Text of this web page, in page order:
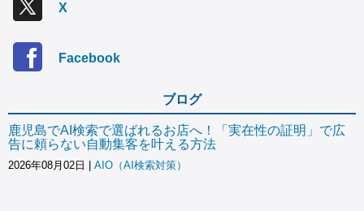
X
Facebook
ブログ
鹿児島でAI検索で選ばれるお店へ！「実在性の証明」で広
告に頼らない自動集客を叶える方法
2026年08月02日 AIO（AI検索対策）